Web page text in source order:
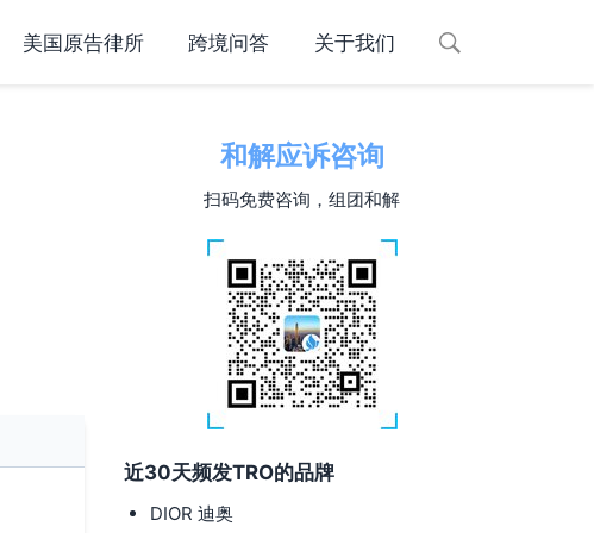
美国原告律所 跨境问答 关于我们
和解应诉咨询
扫码免费咨询，组团和解
近30天频发TRO的品牌
DIOR 迪奥